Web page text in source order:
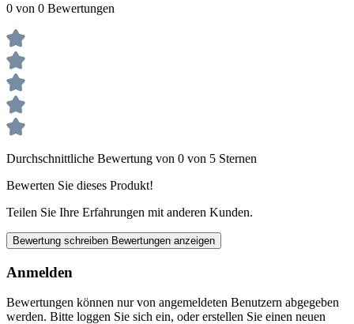
0 von 0 Bewertungen
Durchschnittliche Bewertung von 0 von 5 Sternen
Bewerten Sie dieses Produkt!
Teilen Sie Ihre Erfahrungen mit anderen Kunden.
Bewertung schreiben Bewertungen anzeigen
Anmelden
Bewertungen können nur von angemeldeten Benutzern abgegeben
werden. Bitte loggen Sie sich ein, oder erstellen Sie einen neuen